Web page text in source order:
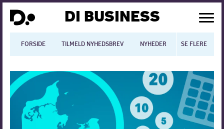
DI BUSINESS
FORSIDE TILMELD NYHEDSBREV NYHEDER BLOGS
SE FLERE
Dansk økonomi
Digitalisering